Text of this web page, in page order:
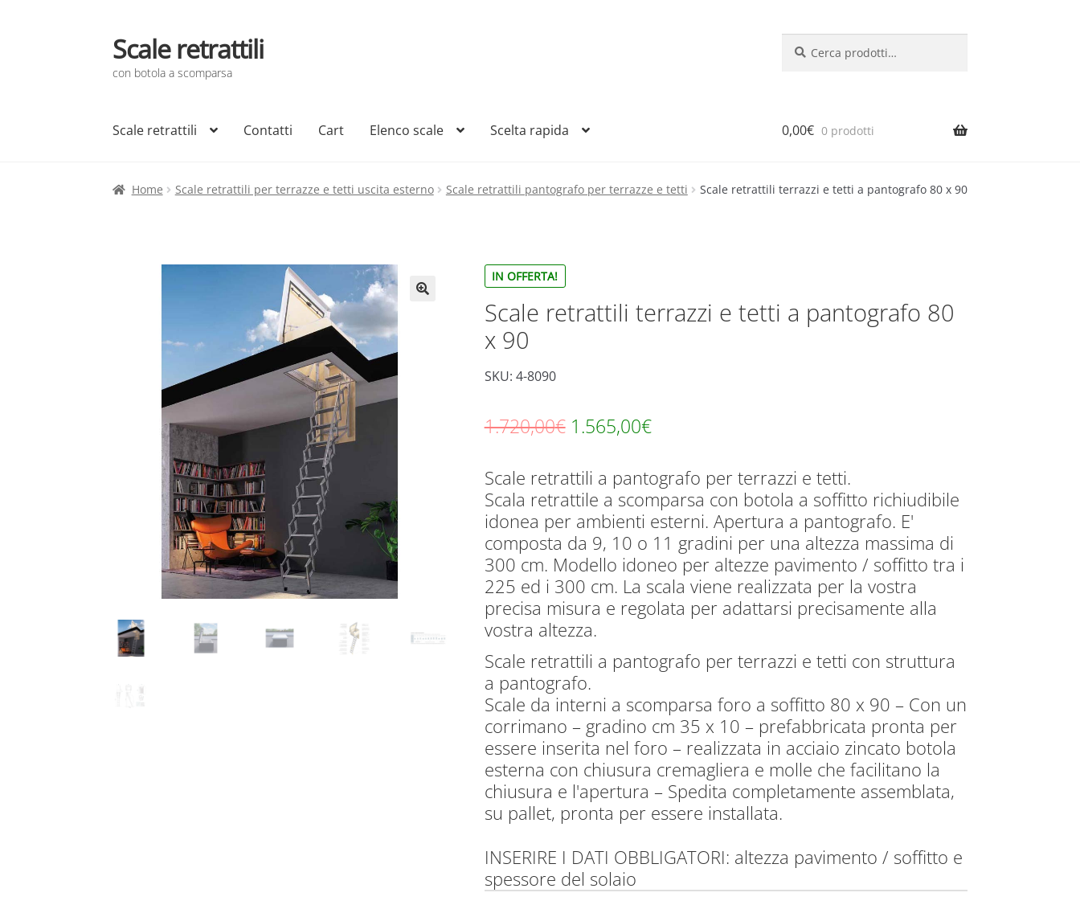
Vai
alla
navigazione
Vai
al
contenuto
Scale retrattili
con botola a scomparsa
Scale retrattili Contatti Cart Elenco scale Scelta rapida 0,00€ 0 prodotti
Home Scale retrattili per terrazze e tetti uscita esterno Scale retrattili pantografo per terrazze e tetti Scale retrattili terrazzi e tetti a pantografo 80 x 90
IN OFFERTA!
Scale retrattili terrazzi e tetti a pantografo 80
x 90
SKU: 4-8090
1.720,00€ Il
originale
era:
1.720,00€.
1.565,00€Il
attuale
è:
1.565,00€.
Scale retrattili a pantografo per terrazzi e tetti.
Scala retrattile a scomparsa con botola a soffitto richiudibile
idonea per ambienti esterni. Apertura a pantografo. E'
composta da 9, 10 o 11 gradini per una altezza massima di
300 cm. Modello idoneo per altezze pavimento / soffitto tra i
225 ed i 300 cm. La scala viene realizzata per la vostra
precisa misura e regolata per adattarsi precisamente alla
vostra altezza.
Scale retrattili a pantografo per terrazzi e tetti con struttura
a pantografo.
Scale da interni a scomparsa foro a soffitto 80 x 90 – Con un
corrimano – gradino cm 35 x 10 – prefabbricata pronta per
essere inserita nel foro – realizzata in acciaio zincato botola
esterna con chiusura cremagliera e molle che facilitano la
chiusura e l'apertura – Spedita completamente assemblata,
su pallet, pronta per essere installata.
INSERIRE I DATI OBBLIGATORI: altezza pavimento / soffitto e
spessore del solaio